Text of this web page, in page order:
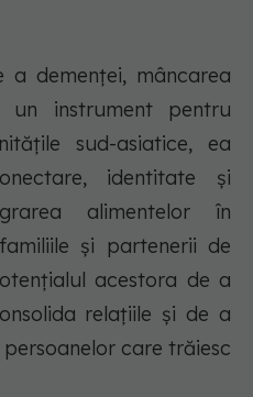
demenței, mâncarea
instrument pentru
sud-asiatice, ea
identitate și
alimentelor în
și partenerii de
acestora de a
relațiile și de a
care trăiesc